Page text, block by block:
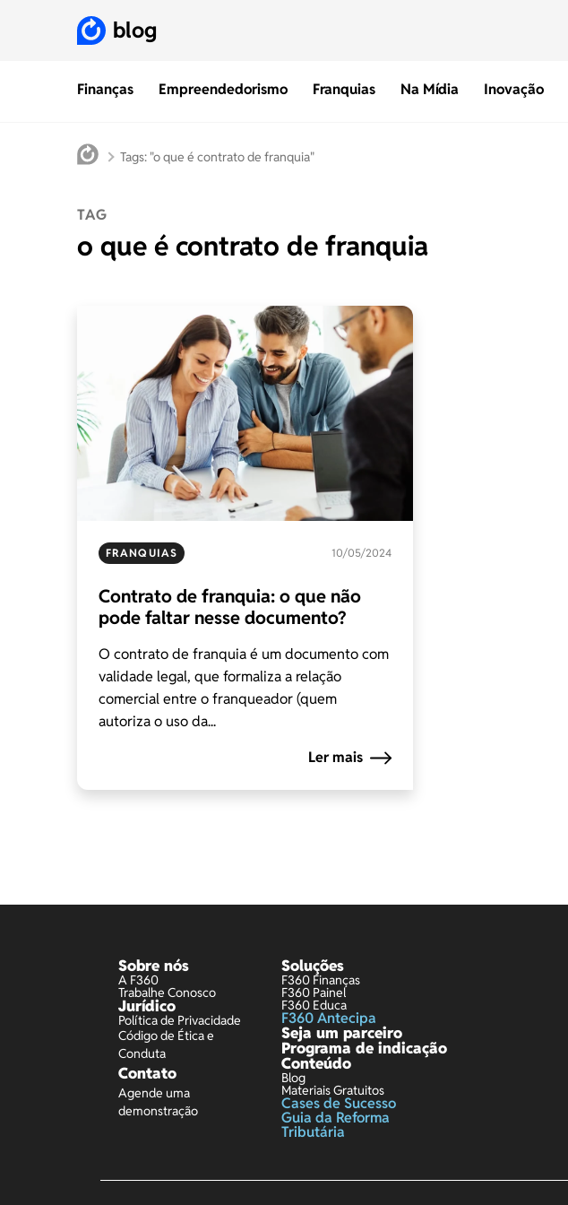
Finanças Empreendedorismo Franquias Na Mídia Inovação
blog
Tags: "o que é contrato de franquia"
TAG
o que é contrato de franquia
FRANQUIAS 10/05/2024
Contrato de franquia: o que não
pode faltar nesse documento?
O contrato de franquia é um documento com
validade legal, que formaliza a relação
comercial entre o franqueador (quem
autoriza o uso da...
Ler mais
Sobre nós
A F360
Trabalhe Conosco
Jurídico
Política de Privacidade
Código de Ética e
Conduta
Contato
Agende uma
demonstração
Soluções
F360 Finanças
F360 Painel
F360 Educa
F360 Antecipa
Seja um parceiro
Programa de indicação
Conteúdo
Blog
Materiais Gratuitos
Cases de Sucesso
Guia da Reforma
Tributária